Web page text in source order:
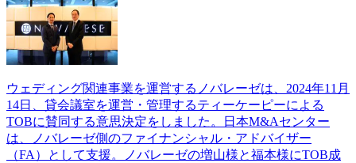
ウェディング関連事業を運営するノバレーゼは、2024年11月
14日、貸会議室を運営・管理するティーケーピーによる
TOBに賛同する意思決定をしました。日本M&Aセンター
は、ノバレーゼ側のファイナンシャル・アドバイザー
（FA）として支援。ノバレーゼの増山様と福本様にTOB成